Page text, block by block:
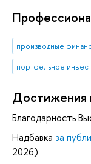
производные
портфельное
Достижения
Благодарность
Надбавка за
2026)